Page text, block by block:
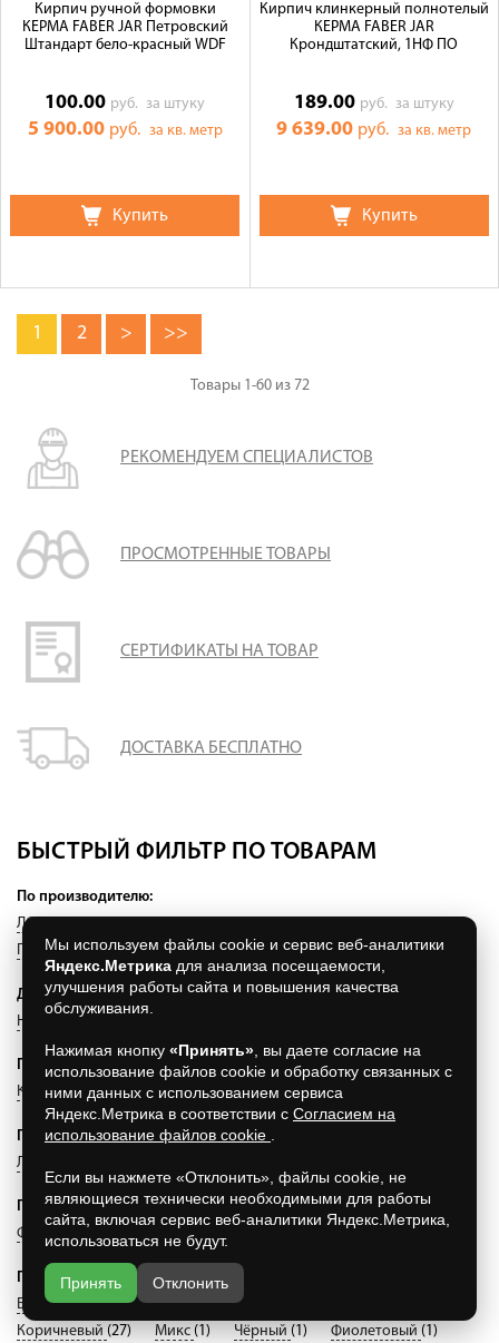
Кирпич ручной формовки
КЕРМА FABER JAR Петровский
Штандарт бело-красный WDF
100.00 руб.за штуку
5 900.00 руб. за кв. метр
Купить
Кирпич клинкерный полнотелый
КЕРМА FABER JAR
Крондштатский, 1НФ ПО
189.00 руб. за штуку
9 639.00 руб.за кв. метр
Купить
1 2 > >>
Товары 1-60из 72
РЕКОМЕНДУЕМ СПЕЦИАЛИСТОВ
ПРОСМОТРЕННЫЕ ТОВАРЫ
СЕРТИФИКАТЫ НА ТОВАР
ДОСТАВКА БЕСПЛАТНО
БЫСТРЫЙ ФИЛЬТР ПО ТОВАРАМ
По производителю:
ЛСР
Пятый элемент(1) Randers Tegl(9) LODE(37)
Другое:
Новомосковский КЗ
По материалу:
Керамический(54) Шамотный(18) Клинкерный
По типу:
Лицевой
По форме:
Фигурный
Прямой
По цвету:
Белый(6) Серый(4) Жёлтый
Коричневый (27) Микс (1) Чёрный (1) Фиолетовый (1)
Мы используем файлы cookie и сервис веб-аналитики
Яндекс.Метрика для анализа посещаемости,
улучшения работы сайта и повышения качества
обслуживания.
Нажимая кнопку «Принять» , вы даете согласие на
использование файлов cookie и обработку связанных с
ними данных с использованием сервиса
Яндекс.Метрика в соответствии с Согласием на
использование файлов cookie
Если вы нажмете «Отклонить», файлы cookie, не
являющиеся технически необходимыми для работы
сайта, включая сервис веб-аналитики Яндекс.Метрика,
использоваться не будут.
Принять Отклонить